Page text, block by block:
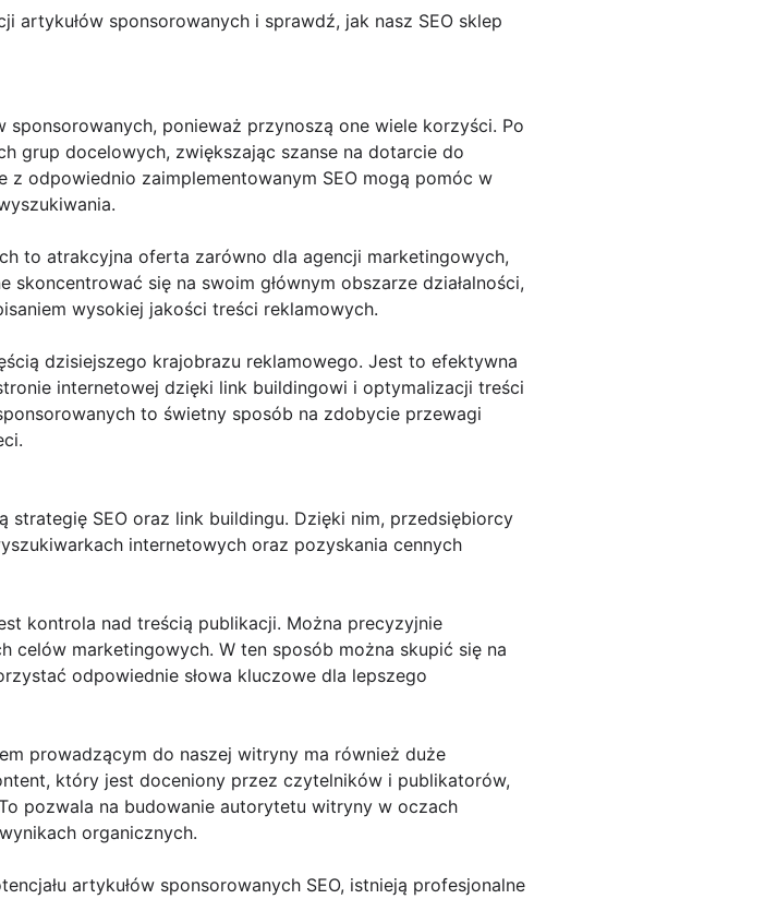
artykułów sponsorowanych i sprawdź, jak nasz SEO sklep
ponieważ przynoszą one wiele korzyści. Po
grup docelowych, zwiększając szanse na dotarcie do
z odpowiednio zaimplementowanym SEO mogą pomóc w
to atrakcyjna oferta zarówno dla agencji marketingowych,
się na swoim głównym obszarze działalności,
wysokiej jakości treści reklamowych.
dzisiejszego krajobrazu reklamowego. Jest to efektywna
internetowej dzięki link buildingowi i optymalizacji treści
to świetny sposób na zdobycie przewagi
strategię SEO oraz link buildingu. Dzięki nim, przedsiębiorcy
internetowych oraz pozyskania cennych
kontrola nad treścią publikacji. Można precyzyjnie
celów marketingowych. W ten sposób można skupić się na
odpowiednie słowa kluczowe dla lepszego
prowadzącym do naszej witryny ma również duże
który jest doceniony przez czytelników i publikatorów,
pozwala na budowanie autorytetu witryny w oczach
organicznych.
artykułów sponsorowanych SEO, istnieją profesjonalne